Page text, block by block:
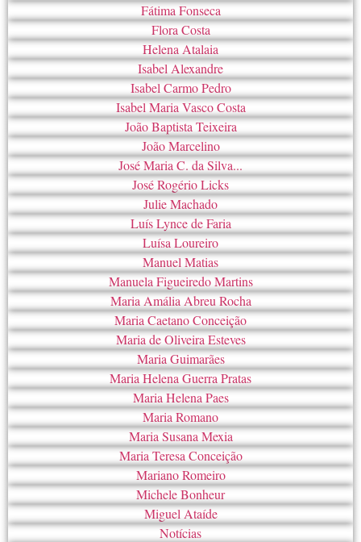
Fátima Fonseca
Flora Costa
Helena Atalaia
Isabel Alexandre
Isabel Carmo Pedro
Isabel Maria Vasco Costa
João Baptista Teixeira
João Marcelino
José Maria C. da Silva...
José Rogério Licks
Julie Machado
Luís Lynce de Faria
Luísa Loureiro
Manuel Matias
Manuela Figueiredo Martins
Maria Amália Abreu Rocha
Maria Caetano Conceição
Maria de Oliveira Esteves
Maria Guimarães
Maria Helena Guerra Pratas
Maria Helena Paes
Maria Romano
Maria Susana Mexia
Maria Teresa Conceição
Mariano Romeiro
Michele Bonheur
Miguel Ataíde
Notícias